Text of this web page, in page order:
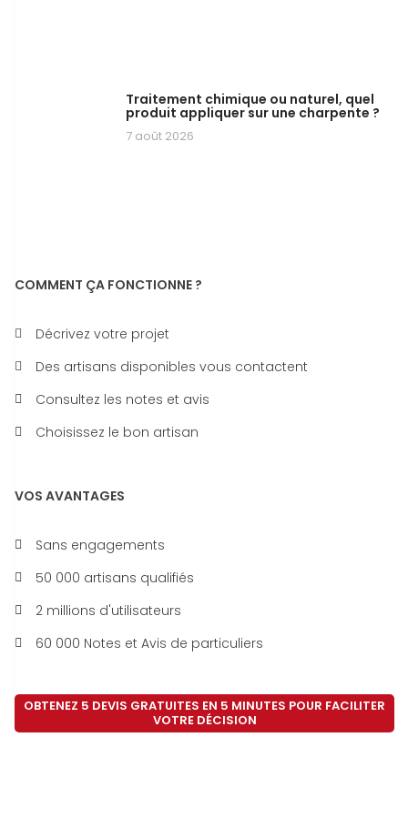
Traitement chimique ou naturel, quel
produit appliquer sur une charpente ?
7 août 2026
COMMENT ÇA FONCTIONNE ?
Décrivez votre projet
Des artisans disponibles vous contactent
Consultez les notes et avis
Choisissez le bon artisan
VOS AVANTAGES
Sans engagements
50 000 artisans qualifiés
2 millions d'utilisateurs
60 000 Notes et Avis de particuliers
OBTENEZ 5 DEVIS GRATUITES EN 5 MINUTES POUR FACILITER
VOTRE DÉCISION